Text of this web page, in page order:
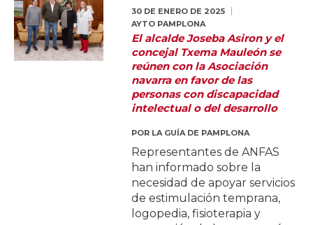
30 DE ENERO DE 2025
AYTO PAMPLONA
El alcalde Joseba Asiron y el
concejal Txema Mauleón se
reúnen con la Asociación
navarra en favor de las
personas con discapacidad
intelectual o del desarrollo
POR LA GUÍA DE PAMPLONA
Representantes de ANFAS
han informado sobre la
necesidad de apoyar servicios
de estimulación temprana,
logopedia, fisioterapia y